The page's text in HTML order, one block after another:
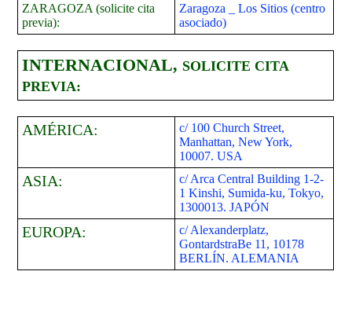
ZARAGOZA (solicite cita
previa):
Zaragoza _ Los Sitios (centro
asociado)
INTERNACIONAL, SOLICITE CITA
PREVIA:
AMÉRICA:
c/ 100 Church Street,
Manhattan, New York,
10007. USA
ASIA:
c/ Arca Central Building 1-2-
1 Kinshi, Sumida-ku, Tokyo,
1300013. JAPÓN
EUROPA:
c/ Alexanderplatz,
GontardstraBe 11, 10178
BERLÍN. ALEMANIA